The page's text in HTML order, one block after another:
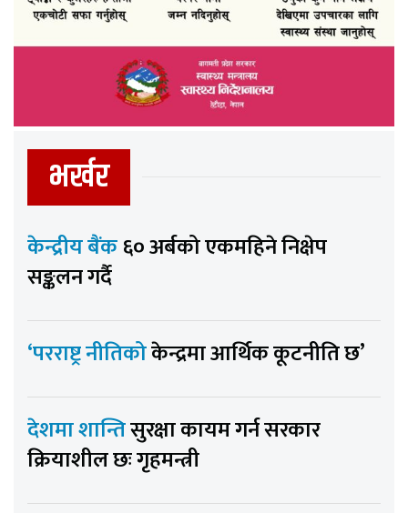
भर्खर
केन्द्रीय बैंक६० अर्बको एकमहिने निक्षेप
सङ्कलन गर्दै
‘परराष्ट्र नीतिकोकेन्द्रमा आर्थिक कूटनीति छ’
देशमा शान्तिसुरक्षा कायम गर्न सरकार
क्रियाशील छः गृहमन्त्री